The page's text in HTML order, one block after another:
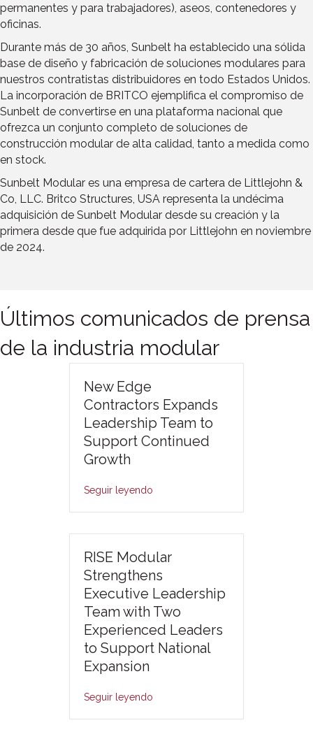
permanentes y para trabajadores), aseos, contenedores y
oficinas.
Durante más de 30 años, Sunbelt ha establecido una sólida
base de diseño y fabricación de soluciones modulares para
nuestros contratistas distribuidores en todo Estados Unidos.
La incorporación de BRITCO ejemplifica el compromiso de
Sunbelt de convertirse en una plataforma nacional que
ofrezca un conjunto completo de soluciones de
construcción modular de alta calidad, tanto a medida como
en stock.
Sunbelt Modular es una empresa de cartera de Littlejohn &
Co, LLC. Britco Structures, USA representa la undécima
adquisición de Sunbelt Modular desde su creación y la
primera desde que fue adquirida por Littlejohn en noviembre
de 2024.
Últimos comunicados de prensa
de la industria modular
New Edge
Contractors Expands
Leadership Team to
Support Continued
Growth
Seguir leyendo
RISE Modular
Strengthens
Executive Leadership
Team with Two
Experienced Leaders
to Support National
Expansion
Seguir leyendo